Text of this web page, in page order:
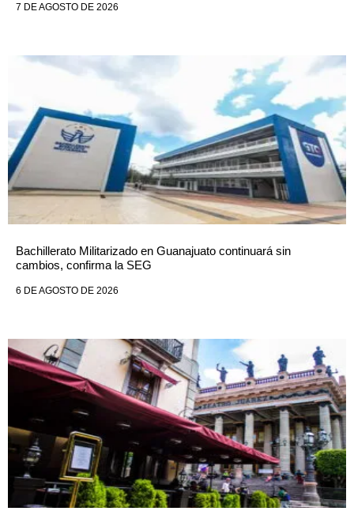
7 DE AGOSTO DE 2026
Bachillerato Militarizado en Guanajuato continuará sin
cambios, confirma la SEG
6 DE AGOSTO DE 2026